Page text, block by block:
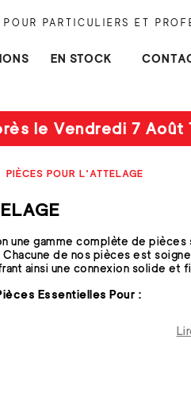
PARTICULIERS ET
EN STOCK
le Vendredi 7
PIÈCES POUR L'ATTELAGE
une gamme complète de
de nos pièces est
ainsi une connexion solide et
Essentielles Pour :
Optez pour des dispositifs